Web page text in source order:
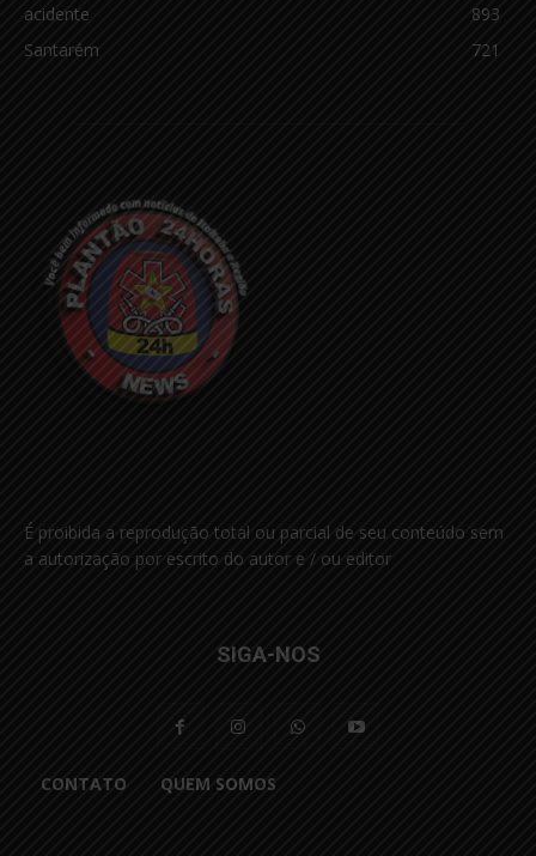
acidente
893
Santarém
721
É proibida a reprodução total ou parcial de seu conteúdo sem
a autorização por escrito do autor e / ou editor
SIGA-NOS
CONTATO QUEM SOMOS